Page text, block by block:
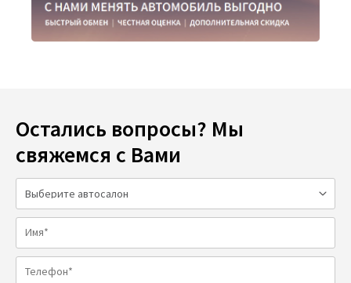
Остались вопросы? Мы
свяжемся с Вами